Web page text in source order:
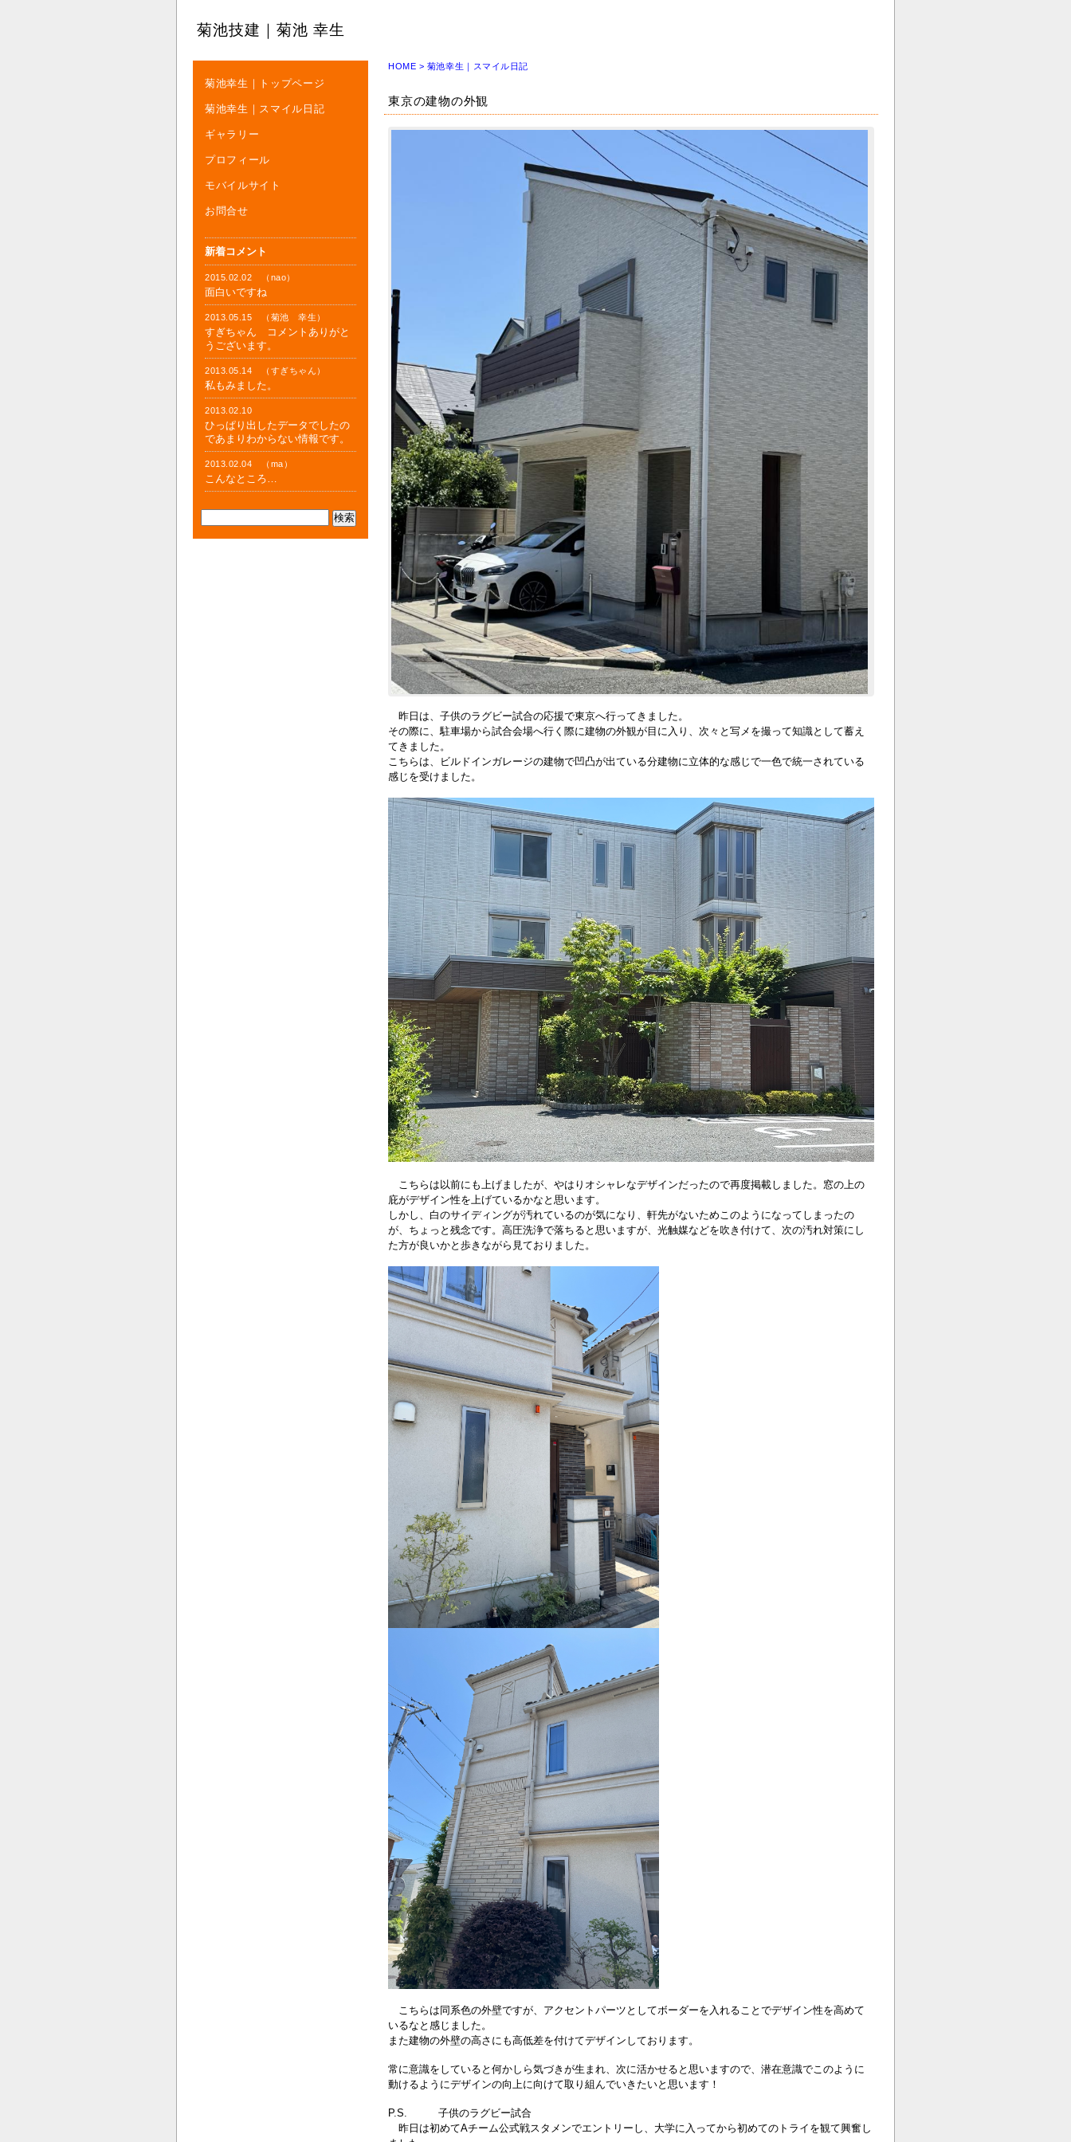
菊池技建｜菊池 幸生
菊池幸生｜トップページ
菊池幸生｜スマイル日記
ギャラリー
プロフィール
モバイルサイト
お問合せ
新着コメント
2015.02.02 （nao）
面白いですね
2013.05.15 （菊池 幸生）
すぎちゃん コメントありがと
うございます。
2013.05.14 （すぎちゃん）
私もみました。
2013.02.10
ひっぱり出したデータでしたの
であまりわからない情報です。
2013.02.04 （ma）
こんなところ…
HOME > 菊池幸生｜スマイル日記
東京の建物の外観
昨日は、子供のラグビー試合の応援で東京へ行ってきました。
その際に、駐車場から試合会場へ行く際に建物の外観が目に入り、次々と写メを撮って知識として蓄え
てきました。
こちらは、ビルドインガレージの建物で凹凸が出ている分建物に立体的な感じで一色で統一されている
感じを受けました。
こちらは以前にも上げましたが、やはりオシャレなデザインだったので再度掲載しました。窓の上の
庇がデザイン性を上げているかなと思います。
しかし、白のサイディングが汚れているのが気になり、軒先がないためこのようになってしまったの
が、ちょっと残念です。高圧洗浄で落ちると思いますが、光触媒などを吹き付けて、次の汚れ対策にし
た方が良いかと歩きながら見ておりました。
こちらは同系色の外壁ですが、アクセントパーツとしてボーダーを入れることでデザイン性を高めて
いるなと感じました。
また建物の外壁の高さにも高低差を付けてデザインしております。
常に意識をしていると何かしら気づきが生まれ、次に活かせると思いますので、潜在意識でこのように
動けるようにデザインの向上に向けて取り組んでいきたいと思います！
P.S. 子供のラグビー試合
昨日は初めてAチーム公式戦スタメンでエントリーし、大学に入ってから初めてのトライを観て興奮し